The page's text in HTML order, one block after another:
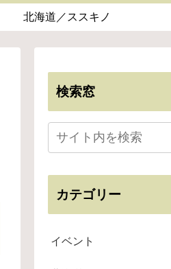
北海道／ススキノ
検索窓
カテゴリー
イベント